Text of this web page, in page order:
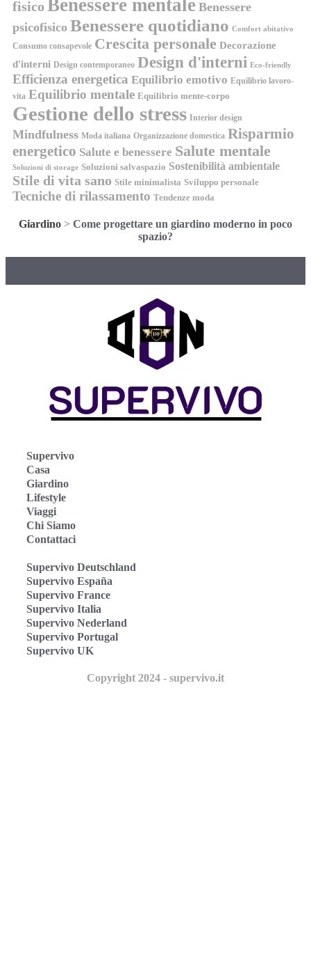
fisico Benessere mentale Benessere
psicofisico Benessere quotidiano Comfort abitativo
Consumo consapevole Crescita personale Decorazione
d'interni Design contemporaneo Design d'interni Eco-friendly
Efficienza energetica Equilibrio emotivo Equilibrio lavoro-
vita Equilibrio mentale Equilibrio mente-corpo
Gestione dello stress Interior design
Mindfulness Moda italiana Organizzazione domestica Risparmio
energetico Salute e benessere Salute mentale
Soluzioni di storage Soluzioni salvaspazio Sostenibilità ambientale
Stile di vita sano Stile minimalista Sviluppo personale
Tecniche di rilassamento Tendenze moda
Giardino > Come progettare un giardino moderno in poco
spazio?
Supervivo
Casa
Giardino
Lifestyle
Viaggi
Chi Siamo
Contattaci
Supervivo Deutschland
Supervivo España
Supervivo France
Supervivo Italia
Supervivo Nederland
Supervivo Portugal
Supervivo UK
Copyright 2024 - supervivo.it